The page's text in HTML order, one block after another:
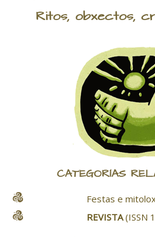
Ritos, obxectos,
CATEGORÍAS
Festas e
REVISTA(ISSN